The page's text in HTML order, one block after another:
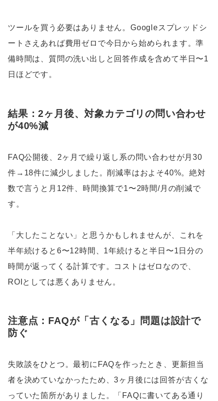
ツールを買う必要はありません。Googleスプレッドシ
ートさえあれば費用ゼロで今日から始められます。準
備時間は、質問の洗い出しと回答作成を含めて半日〜1
日ほどです。
結果：2ヶ月後、対象カテゴリの問い合わせ
が40%減
FAQ公開後、2ヶ月で繰り返し系の問い合わせが月30
件→18件に減少しました。削減率はおよそ40%。絶対
数で言うと月12件、時間換算で1〜2時間/月の削減で
す。
「大したことない」と思うかもしれませんが、これを
半年続けると6〜12時間、1年続けると半日〜1日分の
時間が返ってくる計算です。コストはゼロなので、
ROIとしては悪くありません。
注意点：FAQが「古くなる」問題は設計で
防ぐ
失敗談をひとつ。最初にFAQを作ったとき、更新担当
者を決めていなかったため、3ヶ月後には回答が古くな
っていた箇所がありました。「FAQに書いてある通り